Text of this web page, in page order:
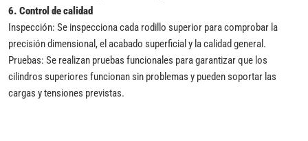
6. Control de calidad
Inspección: Se inspecciona cada rodillo superior para comprobar la
precisión dimensional, el acabado superficial y la calidad general.
Pruebas: Se realizan pruebas funcionales para garantizar que los
cilindros superiores funcionan sin problemas y pueden soportar las
cargas y tensiones previstas.